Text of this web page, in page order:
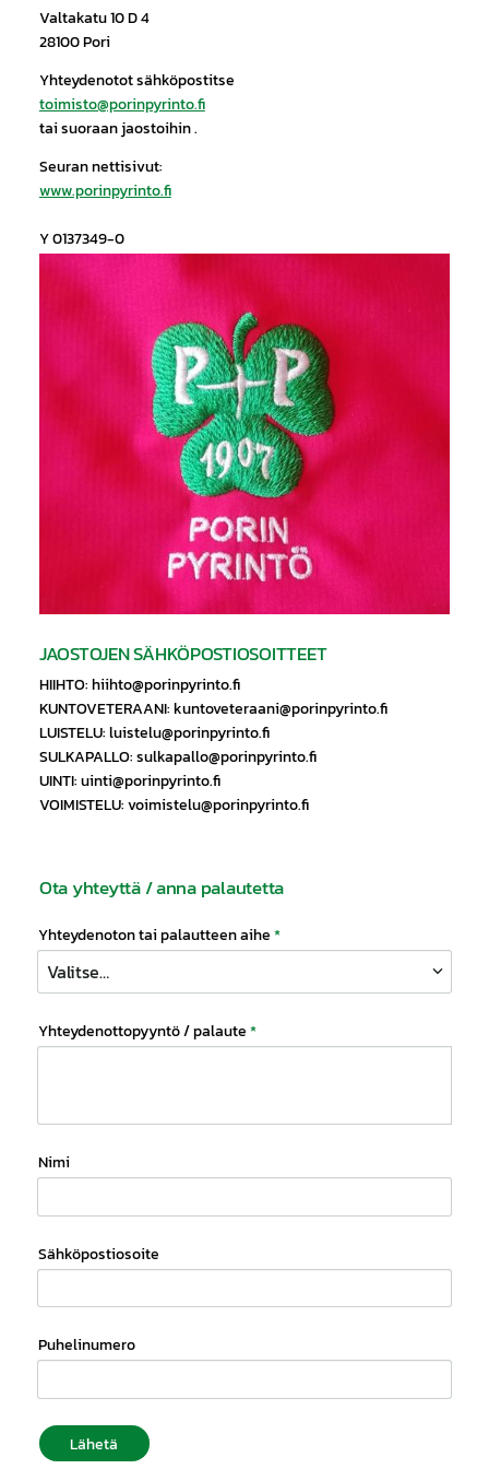
Valtakatu 10 D 4
28100 Pori
Yhteydenotot sähköpostitse
toimisto@porinpyrinto.fi
tai suoraan jaostoihin .
Seuran nettisivut:
www.porinpyrinto.fi
Y 0137349-0
JAOSTOJEN SÄHKÖPOSTIOSOITTEET
HIIHTO: hiihto@porinpyrinto.fi
KUNTOVETERAANI: kuntoveteraani@porinpyrinto.fi
LUISTELU: luistelu@porinpyrinto.fi
SULKAPALLO: sulkapallo@porinpyrinto.fi
UINTI: uinti@porinpyrinto.fi
VOIMISTELU: voimistelu@porinpyrinto.fi
Ota yhteyttä / anna palautetta
Yhteydenoton tai palautteen aihe *
Yhteydenottopyyntö / palaute *
Nimi
Sähköpostiosoite
Puhelinumero
Lähetä